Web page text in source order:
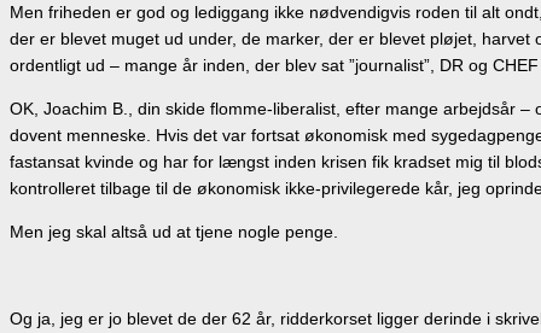
Men friheden er god og lediggang ikke nødvendigvis roden til alt
der er blevet muget ud under, de marker, der er blevet pløjet,
ordentligt ud – mange år inden, der blev sat ”journalist”, DR og
OK, Joachim B., din skide flomme-liberalist, efter mange arbejdsår
dovent menneske. Hvis det var fortsat økonomisk med
fastansat kvinde og har for længst inden krisen fik kradset mig til
kontrolleret tilbage til de økonomisk ikke-privilegerede kår, jeg
Men jeg skal altså ud at tjene nogle penge.
Og ja, jeg er jo blevet de der 62 år, ridderkorset ligger derinde i